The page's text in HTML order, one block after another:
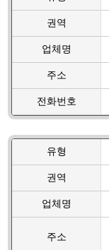
권역
업체명
주소
전화번호
유형
권역
업체명
주소